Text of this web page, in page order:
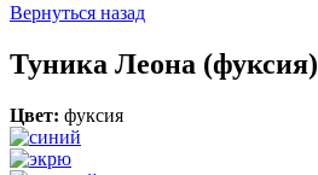
Вернуться назад
Туника Леона (фуксия)
Цвет: фуксия